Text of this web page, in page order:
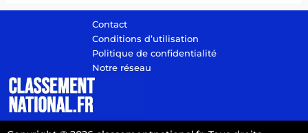
Contact
Conditions d’utilisation
Politique de confidentialité
Notre réseau